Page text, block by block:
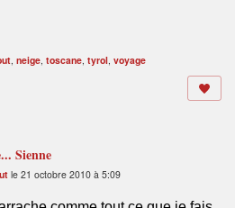
, neige, toscane, tyrol, voyage
Sienne
le 21 octobre 2010 à 5:09